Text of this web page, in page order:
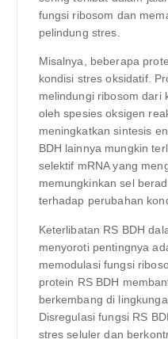
fungsi ribosom dan
pelindung stres.
Misalnya, beberapa
kondisi stres oksidatif.
melindungi ribosom dari
oleh spesies oksigen
meningkatkan sintesis
BDH lainnya mungkin
selektif mRNA yang
memungkinkan sel
terhadap perubahan
Keterlibatan RS BDH
menyoroti pentingnya
memodulasi fungsi
protein RS BDH
berkembang di
Disregulasi fungsi RS
stres seluler dan